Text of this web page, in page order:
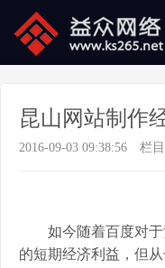
昆山网站制作
2016-09-03 09:38:56 栏
如今随着百度对
的短期经济利益，但